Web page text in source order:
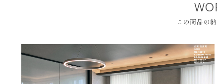
この商品の